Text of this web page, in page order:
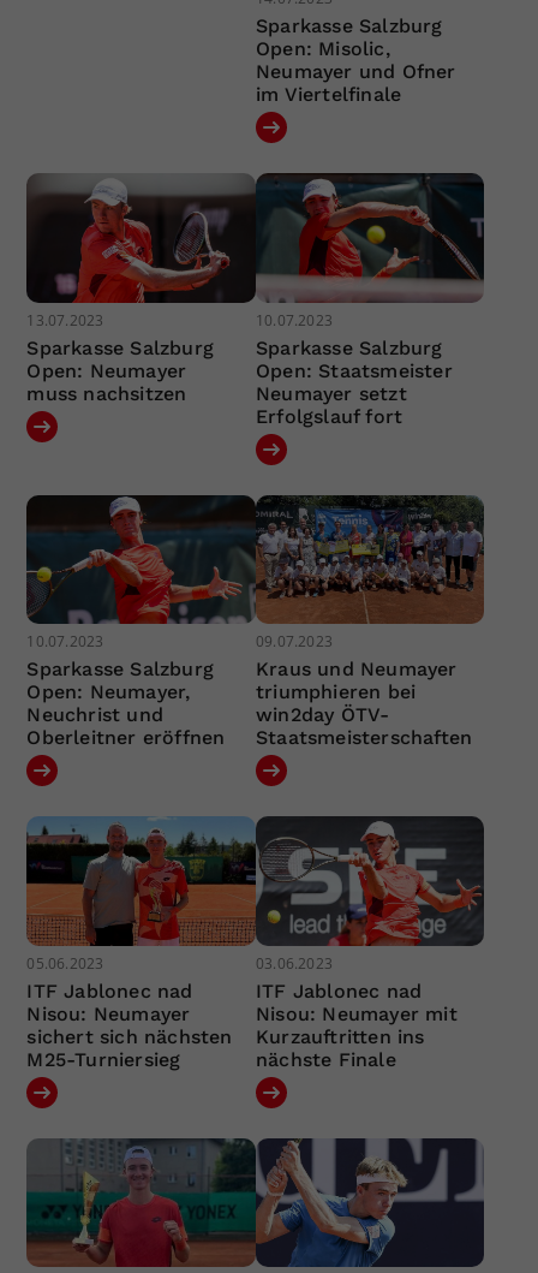
Sparkasse Salzburg
Open: Misolic,
Neumayer und Ofner
im Viertelfinale
13.07.2023
Sparkasse Salzburg
Open: Neumayer
muss nachsitzen
10.07.2023
Sparkasse Salzburg
Open: Staatsmeister
Neumayer setzt
Erfolgslauf fort
10.07.2023
Sparkasse Salzburg
Open: Neumayer,
Neuchrist und
Oberleitner eröffnen
09.07.2023
Kraus und Neumayer
triumphieren bei
win2day ÖTV-
Staatsmeisterschaften
05.06.2023
ITF Jablonec nad
Nisou: Neumayer
sichert sich nächsten
M25-Turniersieg
03.06.2023
ITF Jablonec nad
Nisou: Neumayer mit
Kurzauftritten ins
nächste Finale